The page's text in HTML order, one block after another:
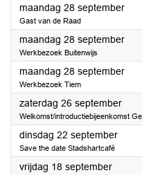
maandag 28 september2026
Gast van de Raad
maandag 28 september2026
Werkbezoek Buitenwijs
maandag 28 september2026
Werkbezoek Tiem
zaterdag 26 september2026
Welkomst/introductiebijeenkomst
dinsdag 22 september2026
Save the date Stadshartcafé
vrijdag 18 september2026